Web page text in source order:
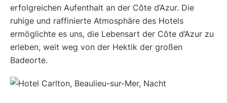
erfolgreichen Aufenthalt an der Côte d’Azur. Die
ruhige und raffinierte Atmosphäre des Hotels
ermöglichte es uns, die Lebensart der Côte d’Azur zu
erleben, weit weg von der Hektik der großen
Badeorte.